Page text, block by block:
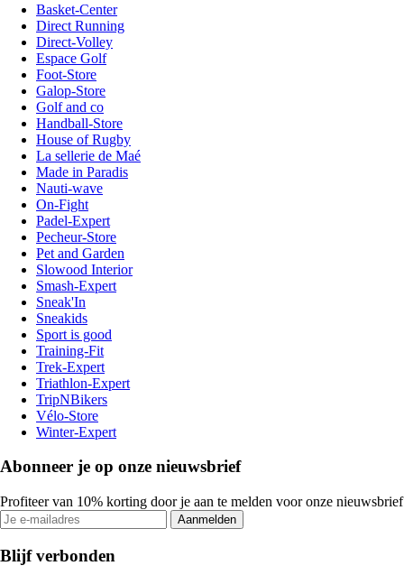
Basket-Center
Direct Running
Direct-Volley
Espace Golf
Foot-Store
Galop-Store
Golf and co
Handball-Store
House of Rugby
La sellerie de Maé
Made in Paradis
Nauti-wave
On-Fight
Padel-Expert
Pecheur-Store
Pet and Garden
Slowood Interior
Smash-Expert
Sneak'In
Sneakids
Sport is good
Training-Fit
Trek-Expert
Triathlon-Expert
TripNBikers
Vélo-Store
Winter-Expert
Abonneer je op onze nieuwsbrief
Profiteer van 10% korting door je aan te melden voor onze nieuwsbrief
Aanmelden
Blijf verbonden